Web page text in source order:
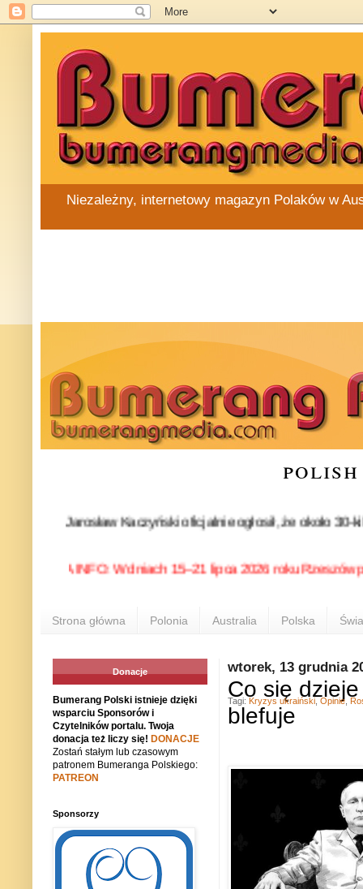
Niezależny, internetowy magazyn Polaków w
Jarosław Kaczyński oficjalnie ogłosił, że około 30-
INFO: W dniach 15–21 lipca 2026 roku Rzeszów
Strona główna Polonia Australia Polska
wtorek, 13 grudnia
Co się
blefuje
Tagi: Kryzys ukraiński Opinie
Donacje
Bumerang Polski istnieje dzięki
wsparciu Sponsorów i
Czytelników portalu. Twoja
donacja też liczy się! DONACJE
Zostań stałym lub czasowym
patronem Bumeranga Polskiego:
PATREON
Sponsorzy